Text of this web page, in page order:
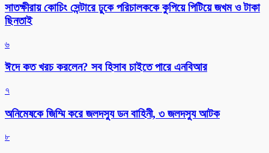
সাতক্ষীরায় কোচিং সেন্টারে ঢুকে পরিচালককে কুপিয়ে পিটিয়ে জখম ও টাকা
ছিনতাই
৬
ঈদে কত খরচ করলেন? সব হিসাব চাইতে পারে এনবিআর
৭
অনিমেষকে জিম্মি করে জলদস্যু ডন বাহিনী, ৩ জলদস্যু আটক
৮